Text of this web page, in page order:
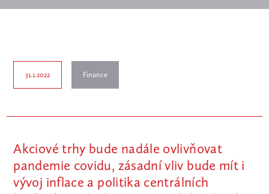
31.1.2022 Finance
Akciové trhy bude nadále ovlivňovat
pandemie covidu, zásadní vliv bude mít i
vývoj inflace a politika centrálních